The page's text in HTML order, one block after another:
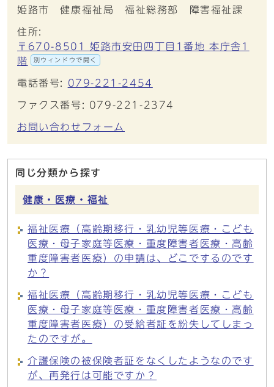
姫路市 健康福祉局 福祉総務部 障害福祉課
住所:
〒670-8501 姫路市安田四丁目1番地 本庁舎1
階
別ウィンドウで開く
電話番号: 079-221-2454
ファクス番号: 079-221-2374
お問い合わせフォーム
同じ分類から探す
健康・医療・福祉
福祉医療（高齢期移行・乳幼児等医療・こども
医療・母子家庭等医療・重度障害者医療・高齢
重度障害者医療）の申請は、どこでするのです
か？
福祉医療（高齢期移行・乳幼児等医療・こども
医療・母子家庭等医療・重度障害者医療・高齢
重度障害者医療）の受給者証を紛失してしまっ
たのですが。
介護保険の被保険者証をなくしたようなのです
が、再発行は可能ですか？